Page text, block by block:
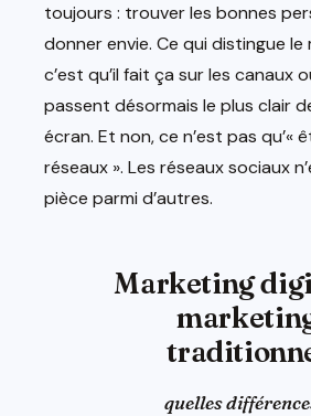
toujours : trouver les bonnes
donner envie. Ce qui distingue le
c’est qu’il fait ça sur les canaux
passent désormais le plus clair
écran. Et non, ce n’est pas qu’«
réseaux ». Les réseaux sociaux
pièce parmi d’autres.
Marketing
quelles